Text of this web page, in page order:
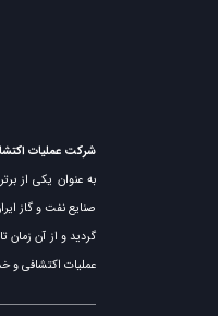
شرکت عملیات
به عنوان یکی از
گردید و از آن زمان
عملیات اکتشافی و